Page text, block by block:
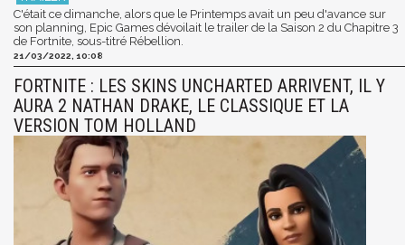
C'était ce dimanche, alors que le Printemps avait un peu d'avance sur
son planning, Epic Games dévoilait le trailer de la Saison 2 du Chapitre 3
de Fortnite, sous-titré Rébellion.
21/03/2022, 10:08
FORTNITE : LES SKINS UNCHARTED ARRIVENT, IL Y
AURA 2 NATHAN DRAKE, LE CLASSIQUE ET LA
VERSION TOM HOLLAND